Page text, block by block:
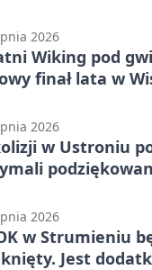
2026
Wiking pod
finał lata w
2026
w Ustroniu
2026
w Strumieniu
Jest